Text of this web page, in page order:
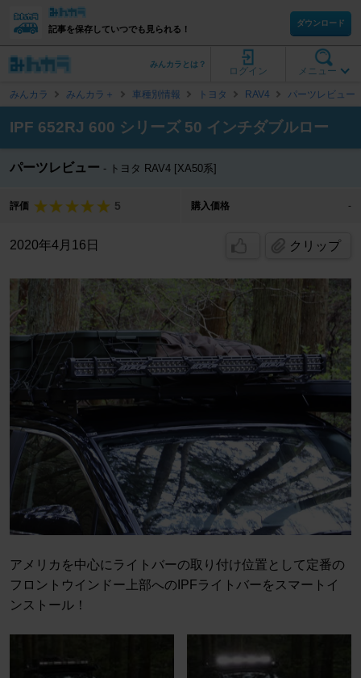
記事を保存していつでも見られる！
ダウンロード
メニュー
ログイン
みんカラとは？
みんカラ みんカラ＋ 車種別情報 トヨタ RAV4 パーツレビュー
IPF 652RJ 600 シリーズ 50 インチダブルロー
パーツレビュー トヨタ RAV4 [XA50系]
評価 5 購入価格 -
2020年4月16日 クリップ
アメリカを中心にライトバーの取り付け位置として定番の
フロントウインドー上部へのIPFライトバーをスマートイ
ンストール！